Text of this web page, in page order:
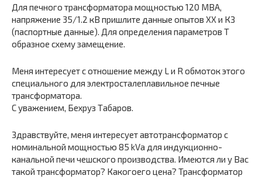
Для печного трансформатора мощностью 120 МВА,
напряжение 35/1.2 кВ пришлите данные опытов ХХ и КЗ
(паспортные данные). Для определения параметров Т
образное схему замещение.
Меня интересует с отношение между L и R обмоток этого
специального для электросталеплавильное печные
трансформатора.
С уважением, Бехруз Табаров.
Здравствуйте, меня интересует автотрансформатор с
номинальной мощностью 85 kVa для индукционно-
канальной печи чешского производства. Имеются ли у Вас
такой трансформатор? Какогоего цена? Трансформатор